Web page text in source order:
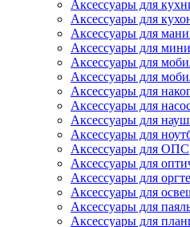
Аксессуары для
Аксессуары для
Аксессуары для
Аксессуары для
Аксессуары для
Аксессуары для
Аксессуары для
Аксессуары для
Аксессуары для
Аксессуары для
Аксессуары для ОПС
Аксессуары для
Аксессуары для
Аксессуары для
Аксессуары для
Аксессуары для